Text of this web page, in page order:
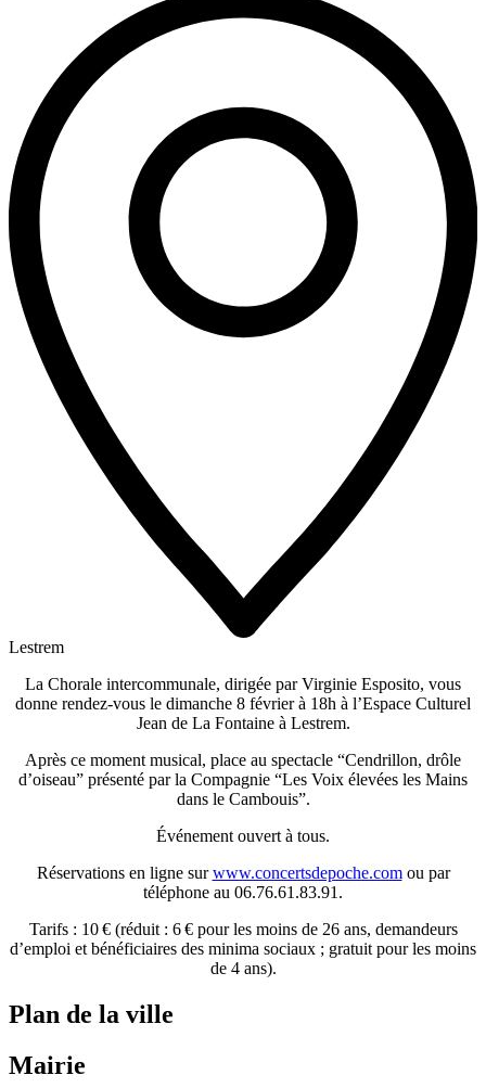
Lestrem
La Chorale intercommunale, dirigée par Virginie Esposito, vous
donne rendez-vous le dimanche 8 févrierà 18h à l’Espace Culturel
Jean de La Fontaine à Lestrem.
Après ce moment musical, place au spectacle “Cendrillon, drôle
d’oiseau” présenté par la Compagnie “Les Voix élevées les Mains
dans le Cambouis”.
Événement ouvert à tous.
Réservations en ligne surwww.concertsdepoche.comou par
téléphone au 06.76.61.83.91.
Tarifs : 10 € (réduit : 6 € pour les moins de 26 ans, demandeurs
d’emploi et bénéficiaires des minima sociaux ; gratuit pour les moins
de 4 ans).
Plan de la ville
Mairie